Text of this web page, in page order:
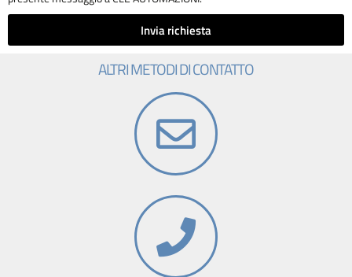
Invia richiesta
ALTRI METODI DI CONTATTO